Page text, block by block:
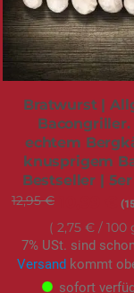
Bratwurst |
echtem
knusprigem
Bestseller |
12,95 € Sonderangebot
2,75 €/ 100
7% USt. sind
Versandkommt
sofort